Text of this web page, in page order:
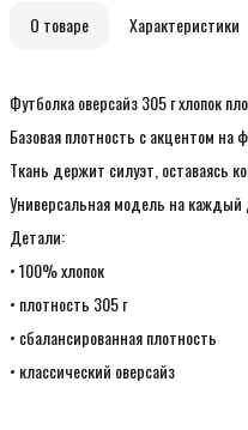
О товаре Характеристики
Футболка оверсайз 305 г хлопок
Базовая плотность с акцентом на
Ткань держит силуэт, оставаясь
Универсальная модель на каждый
Детали:
• 100% хлопок
• плотность 305 г
• сбалансированная плотность
• классический оверсайз